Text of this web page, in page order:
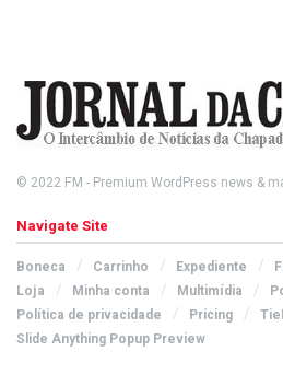
© 2022 FM - Premium WordPress news &
Navigate Site
Boneca Carrinho Expediente
Loja
Minha conta Multimídia
Política de privacidade
Pricing
Slide Anything Popup Preview